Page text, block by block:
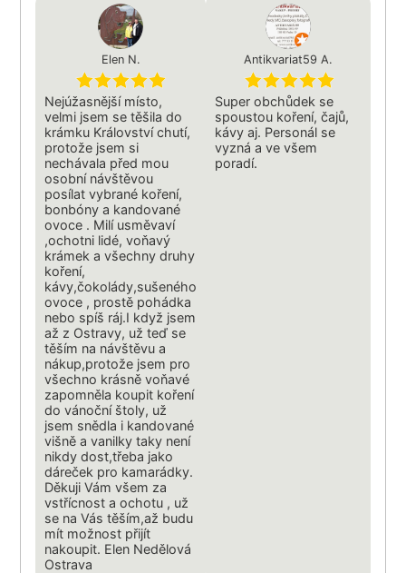
Elen N.
Nejúžasnější místo,
velmi jsem se těšila do
krámku Království chutí,
protože jsem si
nechávala před mou
osobní návštěvou
posílat vybrané koření,
bonbóny a kandované
ovoce . Milí usměvaví
,ochotni lidé, voňavý
krámek a všechny druhy
koření,
kávy,čokolády,sušeného
ovoce , prostě pohádka
nebo spíš ráj.I když jsem
až z Ostravy, už teď se
těším na návštěvu a
nákup,protože jsem pro
všechno krásně voňavé
zapomněla koupit koření
do vánoční štoly, už
jsem snědla i kandované
višně a vanilky taky není
nikdy dost,třeba jako
dáreček pro kamarádky.
Děkuji Vám všem za
vstřícnost a ochotu , už
se na Vás těším,až budu
mít možnost přijít
nakoupit. Elen Nedělová
Ostrava
Antikvariat59 A.
Super obchůdek se
spoustou koření, čajů,
kávy aj. Personál se
vyzná a ve všem
poradí.